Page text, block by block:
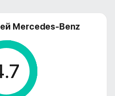
Mercedes-Benz